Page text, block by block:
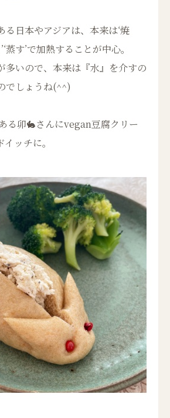
る日本やアジアは、本来は‘焼
蒸す’で加熱することが中心。
多いので、本来は『水』を介すの
でしょうね(^^)
る卯🐇さんにvegan豆腐クリー
ッチに。